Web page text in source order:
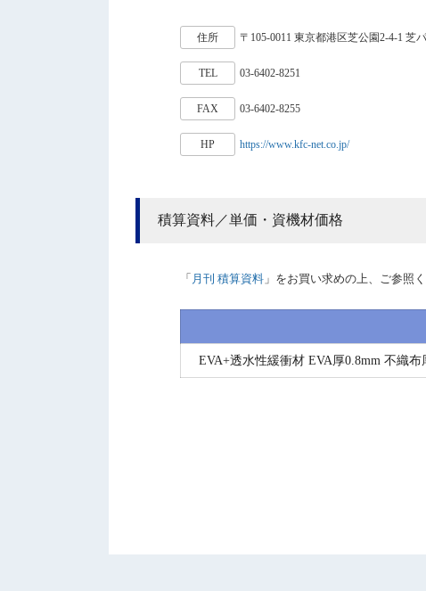
住所 〒105-0011 東京都港区芝公園2-4-1 芝
TEL 03-6402-8251
FAX 03-6402-8255
HP https://www.kfc-net.co.jp/
積算資料／単価・資機材価格
「 月刊 積算資料 」をお買い求めの上、ご参照く
EVA+透水性緩衝材 EVA厚0.8mm 不織布